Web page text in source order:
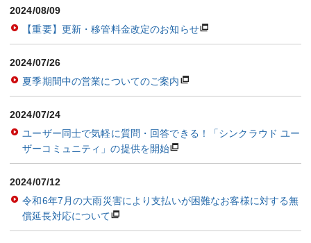
2024/08/09
【重要】更新・移管料金改定のお知らせ
2024/07/26
夏季期間中の営業についてのご案内
2024/07/24
ユーザー同士で気軽に質問・回答できる！「シンクラウド ユー
ザーコミュニティ」の提供を開始
2024/07/12
令和6年7月の大雨災害により支払いが困難なお客様に対する無
償延長対応について